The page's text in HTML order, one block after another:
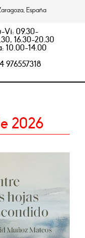
España
Vi: 09.30-
16.30-20.30
10.00-14.00
976557318
2026